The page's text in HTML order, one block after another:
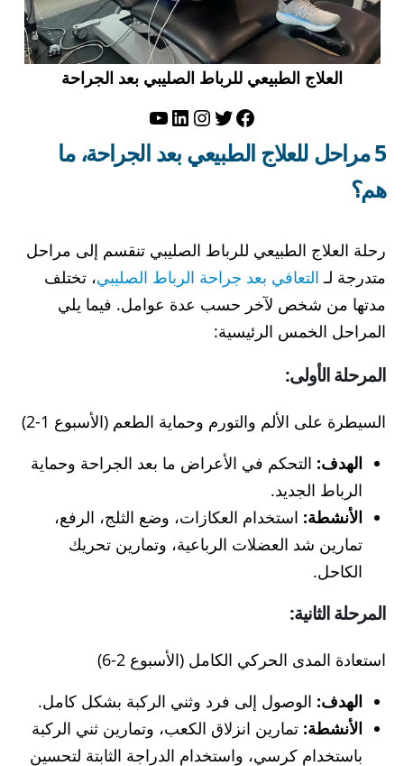
العلاج الطبيعي للرباط الصليبي بعد الجراحة
فيسبوك
تويترإنستجرام
لينكد إنيوتيوب
5 مراحل للعلاج الطبيعي بعد الجراحة، ما
هم؟
رحلة العلاج الطبيعي للرباط الصليبي تنقسم إلى مراحل
متدرجة لـ التعافي بعد جراحة الرباط الصليبي، تختلف
مدتها من شخص لآخر حسب عدة عوامل. فيما يلي
المراحل الخمس الرئيسية:
المرحلة الأولى:
السيطرة على الألم والتورم وحماية الطعم (الأسبوع 1-2)
الهدف: التحكم في الأعراض ما بعد الجراحة وحماية
الرباط الجديد.
الأنشطة: استخدام العكازات، وضع الثلج، الرفع،
تمارين شد العضلات الرباعية، وتمارين تحريك
الكاحل.
المرحلة الثانية:
استعادة المدى الحركي الكامل (الأسبوع 2-6)
الهدف: الوصول إلى فرد وثني الركبة بشكل كامل.
الأنشطة: تمارين انزلاق الكعب، وتمارين ثني الركبة
باستخدام كرسي، واستخدام الدراجة الثابتة لتحسين